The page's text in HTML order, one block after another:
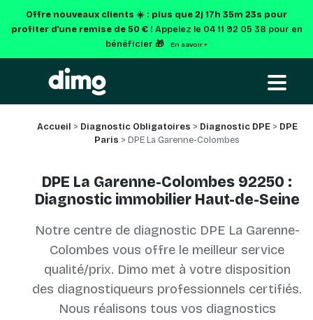
Offre nouveaux clients ☀️ : plus que 2j 17h 35m 23s pour
profiter d'une remise de 50 € ! Appelez le 04 11 92 05 38 pour en
bénéficier 🎁
En savoir +
Accueil > Diagnostic Obligatoires > Diagnostic DPE> DPE
Paris > DPE La Garenne-Colombes
DPE La Garenne-Colombes 92250 :
Diagnostic immobilier Haut-de-Seine
Notre centre de diagnostic DPE La Garenne-
Colombes vous offre le meilleur service
qualité/prix. Dimo met à votre disposition
des diagnostiqueurs professionnels certifiés.
Nous réalisons tous vos diagnostics